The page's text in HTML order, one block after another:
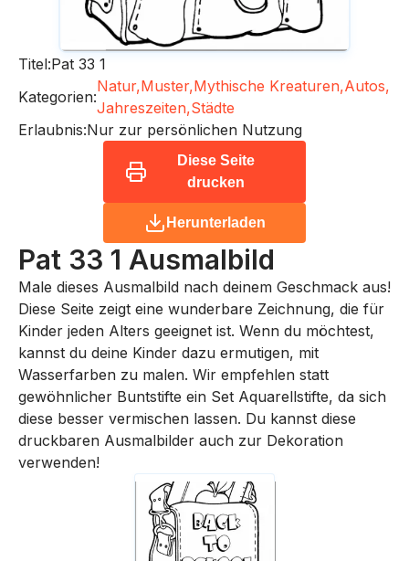
Titel:Pat 33 1
Kategorien:
Natur,Muster,Mythische Kreaturen,Autos,
Jahreszeiten,Städte
Erlaubnis:Nur zur persönlichen Nutzung
Diese Seite
drucken
Herunterladen
Pat 33 1 Ausmalbild
Male dieses Ausmalbild nach deinem Geschmack aus!
Diese Seite zeigt eine wunderbare Zeichnung, die für
Kinder jeden Alters geeignet ist. Wenn du möchtest,
kannst du deine Kinder dazu ermutigen, mit
Wasserfarben zu malen. Wir empfehlen statt
gewöhnlicher Buntstifte ein Set Aquarellstifte, da sich
diese besser vermischen lassen. Du kannst diese
druckbaren Ausmalbilder auch zur Dekoration
verwenden!